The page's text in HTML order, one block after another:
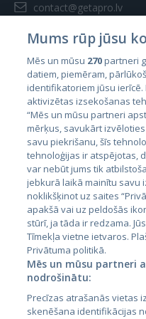
contact@getapro.lv
Valstis
Igaunija
Latvija
Lietuva
City24.lv
City24.ee
Mums rūp jūsu
Mēs un mūsu 270partneri
datiem, piemēram,
identifikatoriem jūsu ierīcē.
aktivizētas izsekošanas
“Mēs un mūsu partneri
mērķus, savukārt
savu piekrišanu, šīs
tehnoloģijas ir atspējotas,
var nebūt jums tik
jebkurā laikā mainītu savu
noklikšķinot uz saites
apakšā vai uz peldošās
stūrī, ja tāda ir redzama.
Tīmekļa vietne ietvaros.
Privātuma politikā.
Mēs un mūsu partneri
nodrošinātu:
Precīzas atrašanās vietas
skenēšana identifikācijas